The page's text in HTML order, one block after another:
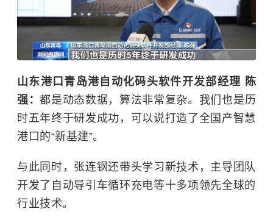
山东港口青岛港自动化码头软件开发部经理 陈
强：都是动态数据，算法非常复杂。我们也是历
时五年终于研发成功，可以说打造了全国产智慧
港口的“新基建”。
与此同时，张连钢还带头学习新技术，主导团队
开发了自动导引车循环充电等十多项领先全球的
行业技术。